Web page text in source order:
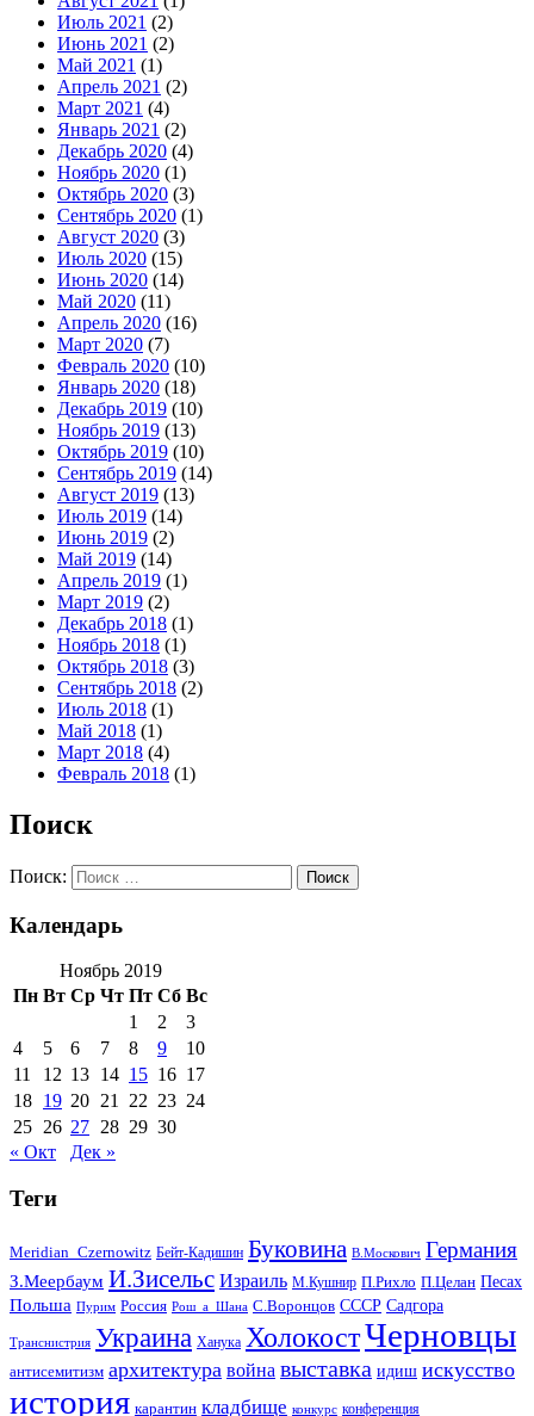
Июль 2021 (2)
Июнь 2021 (2)
Май 2021 (1)
Апрель 2021 (2)
Март 2021 (4)
Январь 2021 (2)
Декабрь 2020 (4)
Ноябрь 2020 (1)
Октябрь 2020 (3)
Сентябрь 2020 (1)
Август 2020 (3)
Июль 2020 (15)
Июнь 2020 (14)
Май 2020 (11)
Апрель 2020 (16)
Март 2020 (7)
Февраль 2020 (10)
Январь 2020 (18)
Декабрь 2019 (10)
Ноябрь 2019 (13)
Октябрь 2019 (10)
Сентябрь 2019 (14)
Август 2019 (13)
Июль 2019 (14)
Июнь 2019 (2)
Май 2019 (14)
Апрель 2019 (1)
Март 2019 (2)
Декабрь 2018 (1)
Ноябрь 2018 (1)
Октябрь 2018 (3)
Сентябрь 2018 (2)
Июль 2018 (1)
Май 2018 (1)
Март 2018 (4)
Февраль 2018 (1)
Поиск
Поиск:
Календарь
Ноябрь 2019
Пн Вт Ср Чт Пт Сб Вс
1
2
3
4
5 6 7 8 9
10
11
12 13 14 15 16 17
18 19 20 21 22 23 24
25 26 27 28 29 30
« Окт
Дек »
Теги
Meridian_Czernowitz Бейт-Кадишин Буковина В.Москович Германия
З.Меербаум И.Зисельс Израиль М.Кушнир П.Рихло П.Целан Песах
Польша Пурим Россия Рош_а_Шана С.Воронцов СССР Садгора
Транснистрия Украина Ханука ХолокостЧерновцы
антисемитизм архитектура война выставка идиш искусство
история карантин кладбище конкурс конференция